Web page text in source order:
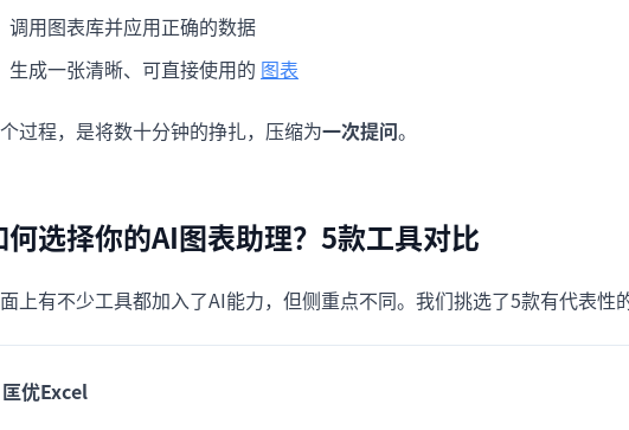
调用图表库并应用正确的数据
生成一张清晰、可直接使用的 图表
过程，是将数十分钟的挣扎，压缩为一次提问。
何选择你的AI图表助理？5款工具对比
上有不少工具都加入了AI能力，但侧重点不同。我们挑选了5款有代表性
优Excel